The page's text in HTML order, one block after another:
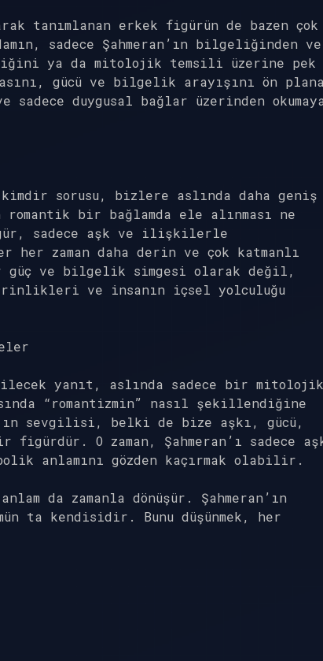
tanımlanan erkek figürün de bazen çok
sadece Şahmeran’ın bilgeliğinden ve
ya da mitolojik temsili üzerine pek
gücü ve bilgelik arayışını ön
duygusal bağlar üzerinden
sorusu, bizlere aslında daha geniş
bir bağlamda ele alınması ne
sadece aşk ve ilişkilerle
zaman daha derin ve çok katmanlı
güç ve bilgelik simgesi olarak değil,
ve insanın içsel yolculuğu
yanıt, aslında sadece bir mitolojik
“romantizmin” nasıl şekillendiğine
sevgilisi, belki de bize aşkı, gücü,
O zaman, Şahmeran’ı sadece
anlamını gözden kaçırmak olabilir.
da zamanla dönüşür. Şahmeran’ın
ta kendisidir. Bunu düşünmek, her